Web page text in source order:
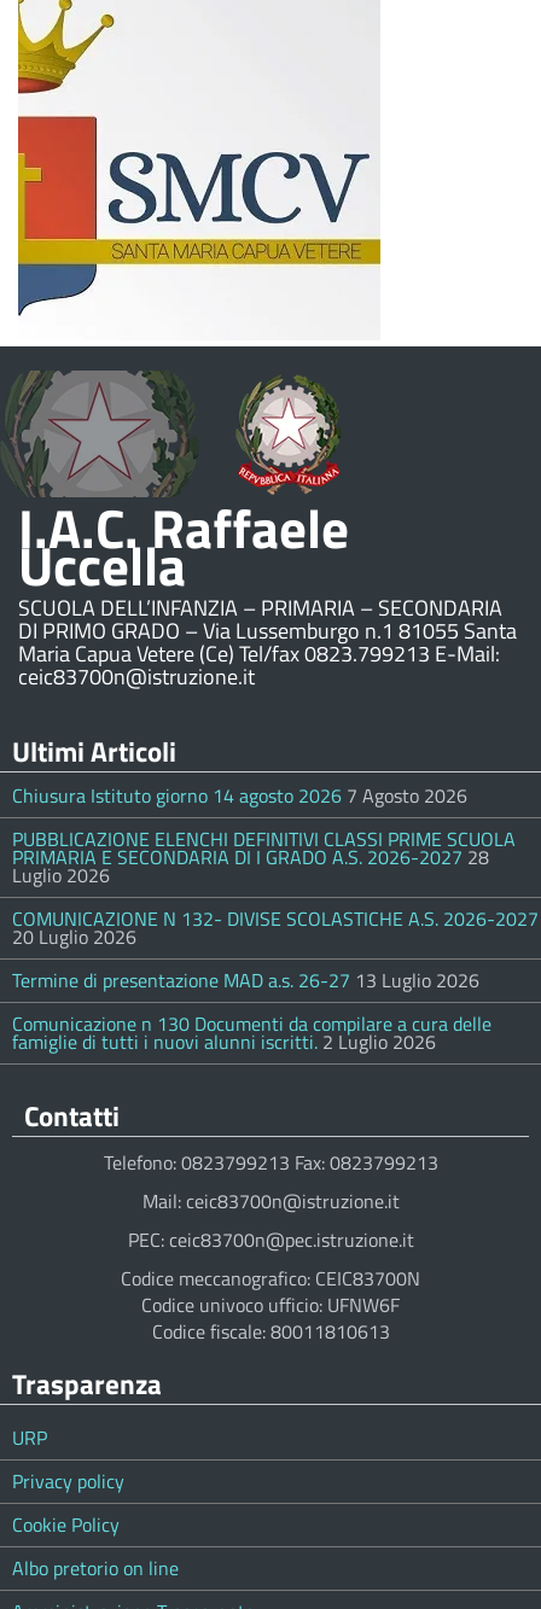
I.A.C. Raffaele
Uccella
SCUOLA DELL’INFANZIA – PRIMARIA – SECONDARIA
DI PRIMO GRADO – Via Lussemburgo n.1 81055 Santa
Maria Capua Vetere (Ce) Tel/fax 0823.799213 E-Mail:
ceic83700n@istruzione.it
Ultimi Articoli
Chiusura Istituto giorno 14 agosto 2026 7 Agosto 2026
PUBBLICAZIONE ELENCHI DEFINITIVI CLASSI PRIME SCUOLA
PRIMARIA E SECONDARIA DI I GRADO A.S. 2026-2027 28
Luglio 2026
COMUNICAZIONE N 132- DIVISE SCOLASTICHE A.S. 2026-2027
20 Luglio 2026
Termine di presentazione MAD a.s. 26-27 13 Luglio 2026
Comunicazione n 130 Documenti da compilare a cura delle
famiglie di tutti i nuovi alunni iscritti. 2 Luglio 2026
Contatti
Telefono: 0823799213 Fax: 0823799213
Mail: ceic83700n@istruzione.it
PEC: ceic83700n@pec.istruzione.it
Codice meccanografico: CEIC83700N
Codice univoco ufficio: UFNW6F
Codice fiscale: 80011810613
Trasparenza
URP
Privacy policy
Cookie Policy
Albo pretorio on line